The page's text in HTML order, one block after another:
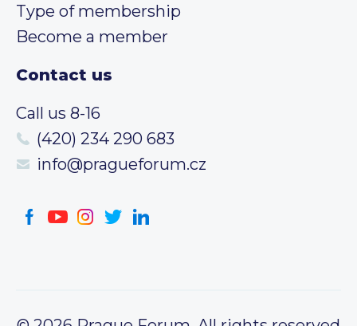
Type of membership
Become a member
Contact us
Call us 8-16
(420) 234 290 683
info@pragueforum.cz